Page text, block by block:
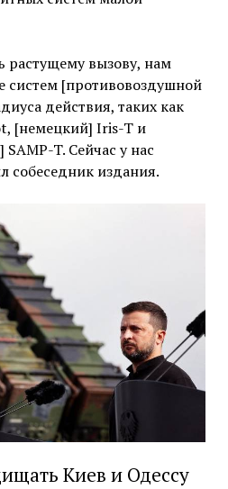
растущему вызову, нам
систем [противовоздушной
действия, таких как
[немецкий] Iris-T и
T. Сейчас у нас
собеседник издания.
Киев и Одессу